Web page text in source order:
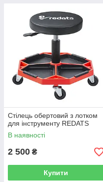
Стілець обертовий з лотком
для інструменту REDATS
В наявності
2 500 ₴
Купити